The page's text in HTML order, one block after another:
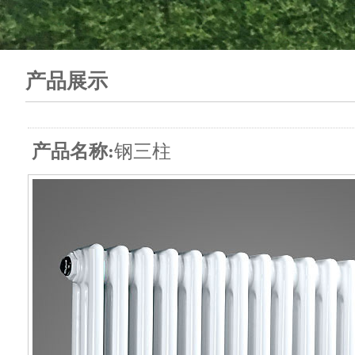
产品展示
产品名称:钢三柱